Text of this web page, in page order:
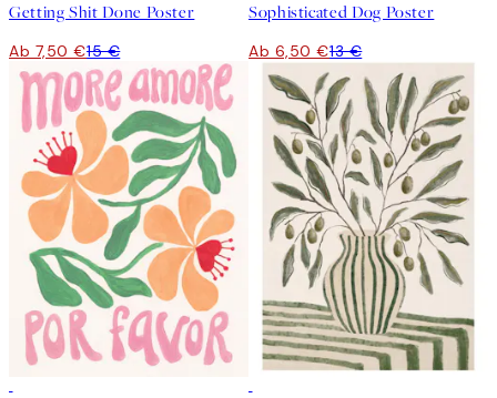
Getting Shit Done Poster
Ab 7,50 €15 €
Sophisticated Dog Poster
Ab 6,50 €13 €